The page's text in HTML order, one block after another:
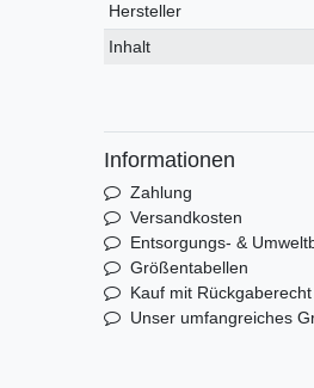
Hersteller
Inhalt
Informationen
Zahlung
Versandkosten
Entsorgungs- &
Größentabellen
Kauf mit Rückgaberecht
Unser umfangreiches